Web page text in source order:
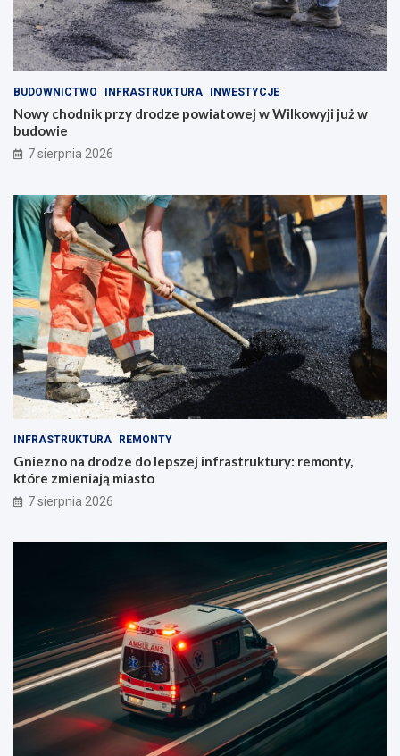
BUDOWNICTWO INFRASTRUKTURA INWESTYCJE
Nowy chodnik przy drodze powiatowej w Wilkowyji już w
budowie
7 sierpnia 2026
INFRASTRUKTURA REMONTY
Gniezno na drodze do lepszej infrastruktury: remonty,
które zmieniają miasto
7 sierpnia 2026